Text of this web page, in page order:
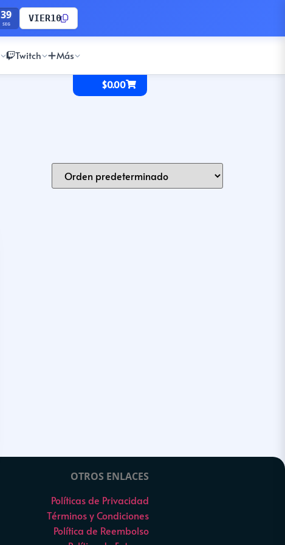
39
SEG
VIER10
Twitch Más
$0.00
OTROS ENLACES
Políticas de Privacidad
Términos y Condiciones
Política de Reembolso